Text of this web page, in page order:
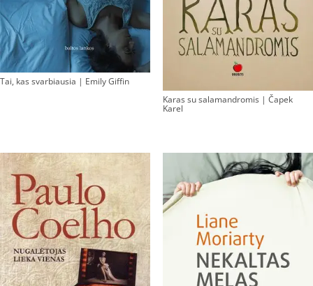
Tai, kas svarbiausia | Emily Giffin
Karas su salamandromis | Čapek
Karel